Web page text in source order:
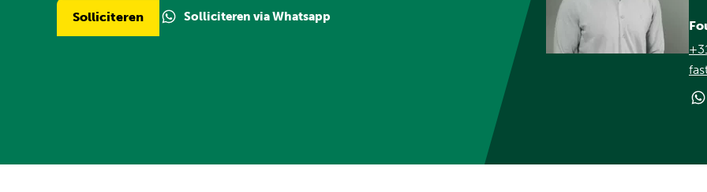
Solliciteren Solliciteren via Whatsapp